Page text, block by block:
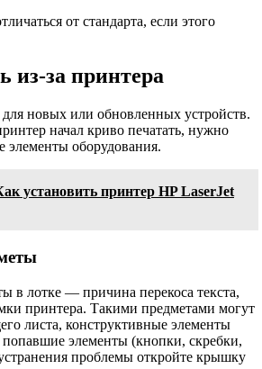
от стандарта, если этого
из-за принтера
новых или обновленных устройств.
начал криво печатать, нужно
элементы оборудования.
установить принтер HP LaserJet
в лотке — причина перекоса текста,
принтера. Такими предметами могут
листа, конструктивные элементы
попавшие элементы (кнопки, скребки,
проблемы откройте крышку